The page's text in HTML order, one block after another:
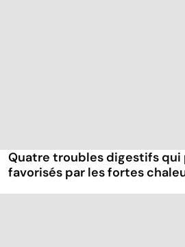
Quatre troubles digestifs
favorisés par les fortes